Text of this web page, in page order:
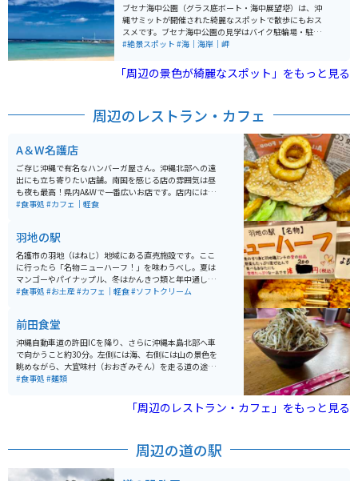
ブセナ海中公園（グラス底ボート・海中展望塔）は、沖
縄サミットが開催された綺麗なスポットで散歩にもおス
スメです。ブセナ海中公園の見学はバイク駐輪場・駐車
場が無料です。監視員に「ブセナ海中公園に遊びに来ま
ャトルバス（20分間隔で運行）が利用でき、海中展望塔
へは徒歩またはシャトルバスを利用します。展望塔の窓
#絶景スポット #海｜海岸｜岬
「周辺の景色が綺麗なスポット」をもっと見る
周辺のレストラン・カフェ
A＆W名護店
ご存じ沖縄で有名なハンバーガ屋さん。沖縄北部への遠
出にも立ち寄りたい店舗。南国を感じる店の雰囲気は昼
も夜も最高！県内A&Wで一番広いお店です。店内にはサ
ーティワンも併設しており、各種グッズの品揃えもピカ
#食事処 #カフェ｜軽食
羽地の駅
名護市の羽地（はねじ）地域にある直売施設です。ここ
に行ったら「名物ニューハーフ！」を味わうべし。夏は
マンゴーやパイナップル、冬はかんきつ類と年中通して
おいしい南国果物が味わえます。市場に出回らない珍し
めます。
#食事処 #お土産#カフェ｜軽食#ソフトクリーム
前田食堂
沖縄自動車道の許田ICを降り、さらに沖縄本島北部へ車
で向かうこと約30分。左側には海、右側には山の景色を
眺めながら、大宜味村（おおぎみそん）を走る道の途中
で「前田食堂（まえだしょくどう）」を見つけることが
和47年（1972）に創業。この店で、昔から多くのお客
の胃袋をがっしり掴んでいるのが、名物の「牛肉そば」
#食事処 #麺類
「周辺のレストラン・カフェ」をもっと見る
周辺の道の駅